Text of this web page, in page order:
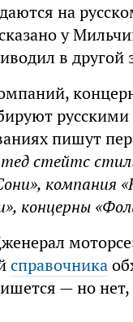
на
у
в другой
пишут
стейтс
концерны
справочника
— но